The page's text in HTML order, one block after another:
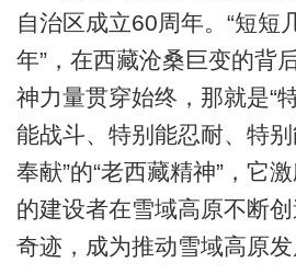
自治区成立60周年。“短短
年”，在西藏沧桑巨变的背
神力量贯穿始终，那就是“
能战斗、特别能忍耐、特
奉献”的“老西藏精神”，它
的建设者在雪域高原不断
奇迹，成为推动雪域高原发